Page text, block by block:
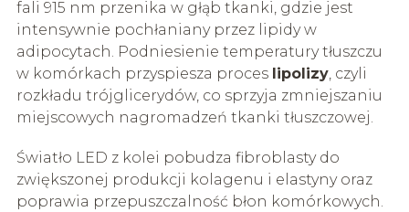
fali 915 nm przenika w głąb tkanki, gdzie jest
intensywnie pochłaniany przez lipidy w
adipocytach. Podniesienie temperatury tłuszczu
w komórkach przyspiesza proces lipolizy, czyli
rozkładu trójglicerydów, co sprzyja zmniejszaniu
miejscowych nagromadzeń tkanki tłuszczowej.
Światło LED z kolei pobudza fibroblasty do
zwiększonej produkcji kolagenu i elastyny oraz
poprawia przepuszczalność błon komórkowych.